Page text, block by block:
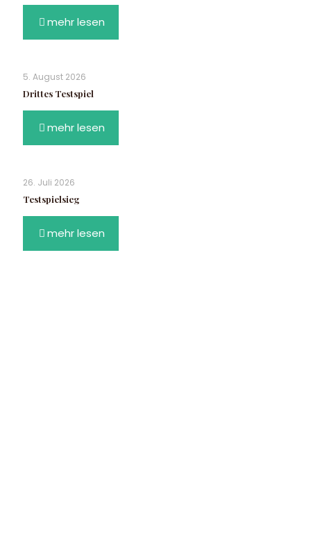
mehr lesen
5. August 2026
Drittes Testspiel
mehr lesen
26. Juli 2026
Testspielsieg
mehr lesen